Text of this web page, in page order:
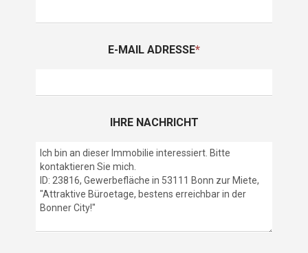
E-MAIL ADRESSE*
IHRE NACHRICHT